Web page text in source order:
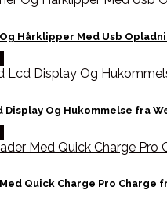
Hårklipper Med Usb
Og Hukommelse fra
Quick Charge Pro Charge